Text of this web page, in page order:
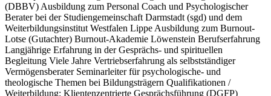
(DBBV) Ausbildung zum Personal Coach und Psychologischer
Berater bei der Studiengemeinschaft Darmstadt (sgd) und dem
Weiterbildungsinstitut Westfalen Lippe Ausbildung zum Burnout-
Lotse (Gutachter) Burnout-Akademie Löwenstein Berufserfahrung
Langjährige Erfahrung in der Gesprächs- und spirituellen
Begleitung Viele Jahre Vertriebserfahrung als selbstständiger
Vermögensberater Seminarleiter für psychologische- und
theologische Themen bei Bildungsträgern Qualifikationen /
Weiterbildung: Klientenzentrierte Gesprächsführung (DGFP)